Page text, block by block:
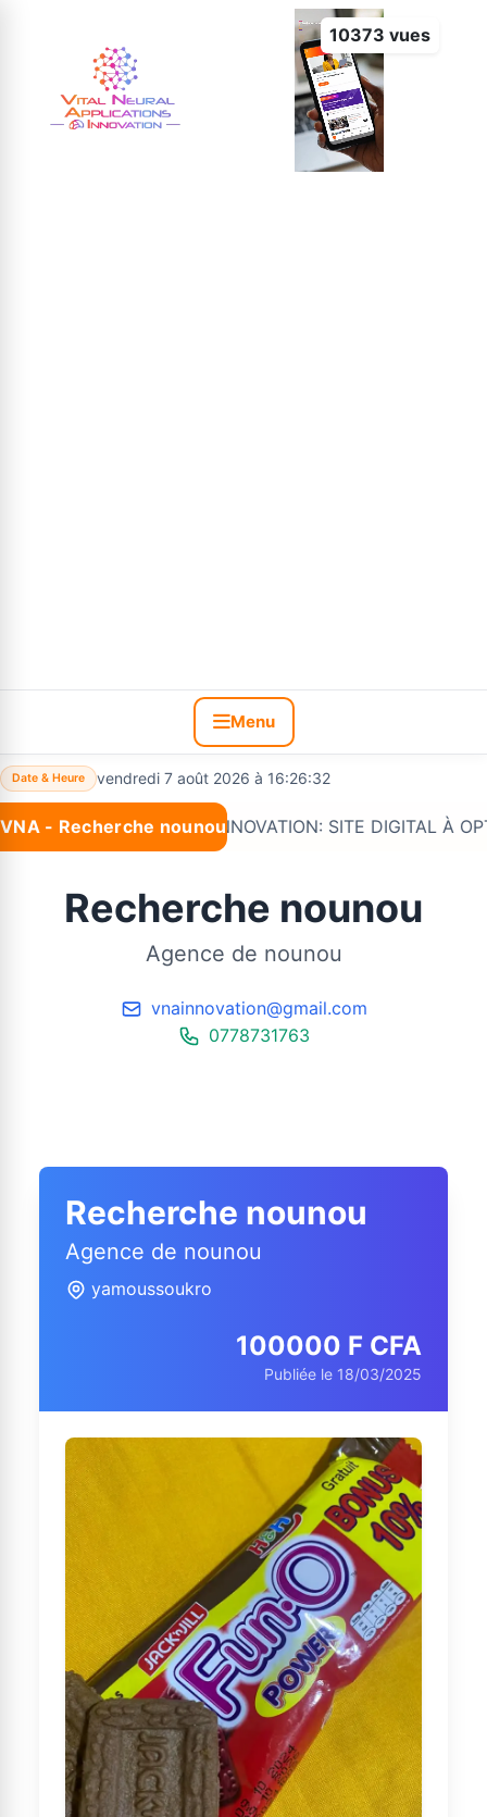
10373 vues
Menu
Date & Heure vendredi 7 août 2026 à 16:26:33
VNA - Recherche nounou
Nouveau :*#VNA INNOVATION: SITE DIGITAL À
Recherche nounou
Agence de nounou
vnainnovation@gmail.com
0778731763
Recherche nounou
Agence de nounou
yamoussoukro
100000 F CFA
Publiée le 18/03/2025